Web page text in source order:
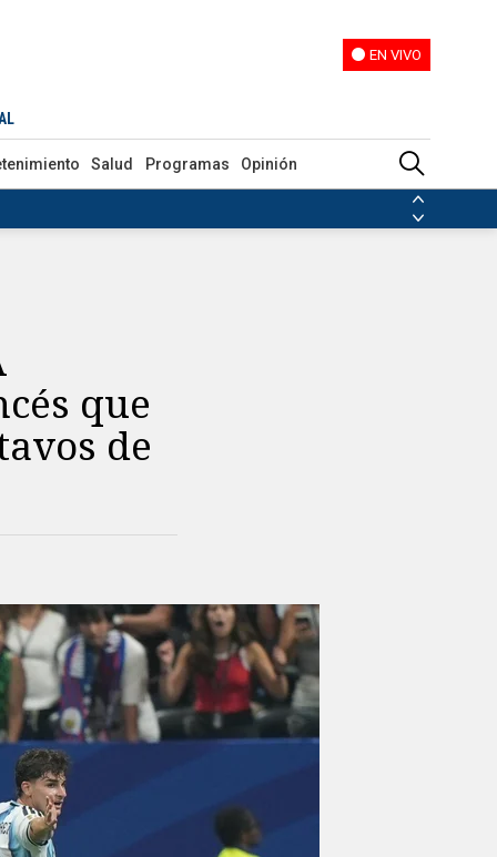
EN VIVO
Salud Programas Opinión
octavos de final ante Argentina
que
de